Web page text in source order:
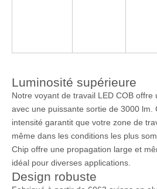
Luminosité supérieure
Notre voyant de travail LED COB
avec une puissante sortie de 3000 lm.
intensité garantit que votre zone de
même dans les conditions les plus
Chip offre une propagation large et
idéal pour diverses applications.
Design robuste